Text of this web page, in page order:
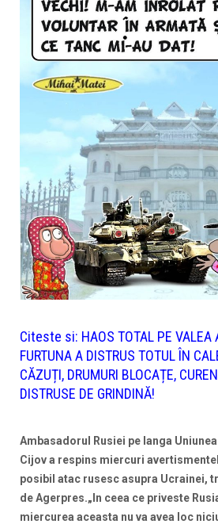
Citeste si: HAOS TOTAL PE VALEA
FURTUNA A DISTRUS TOTUL ÎN
CĂZUȚI, DRUMURI BLOCAȚE,
DISTRUSE DE GRINDINĂ!
Ambasadorul Rusiei pe langa
Cijov a respins miercuri
posibil atac rusesc asupra Ucrainei,
de Agerpres.„In ceea ce priveste
miercurea aceasta nu va avea loc